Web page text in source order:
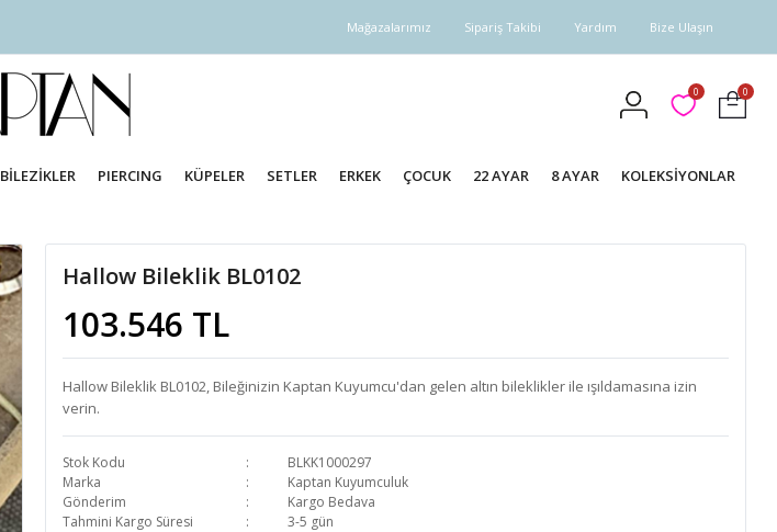
Mağazalarımız Sipariş Takibi Yardım Bize Ulaşın
0 0
BİLEZİKLER PIERCING KÜPELER SETLER ERKEK ÇOCUK 22 AYAR 8 AYAR KOLEKSİYONLAR
Hallow Bileklik BL0102
103.546 TL
Hallow Bileklik BL0102, Bileğinizin Kaptan Kuyumcu'dan gelen altın bileklikler ile ışıldamasına izin
verin.
Stok Kodu
BLKK1000297
Marka
Kaptan Kuyumculuk
Gönderim
Kargo Bedava
Tahmini Kargo Süresi
3-5 gün